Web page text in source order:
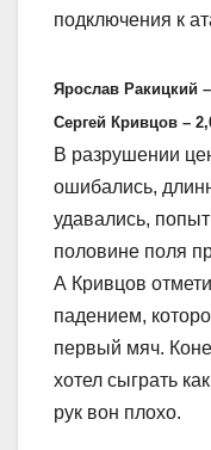
подключения к
Ярослав Ракицкий
Сергей Кривцов –
В разрушении
ошибались,
удавались,
половине поля
А Кривцов
падением,
первый мяч.
хотел сыграть
рук вон плохо.